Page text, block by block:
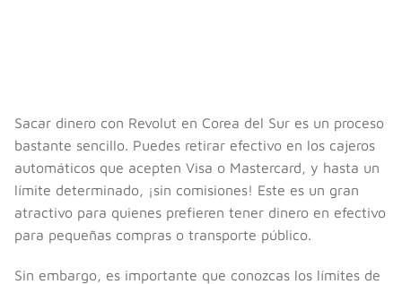
Sacar dinero con Revolut en Corea del Sur es un proceso
bastante sencillo. Puedes retirar efectivo en los cajeros
automáticos que acepten Visa o Mastercard, y hasta un
límite determinado, ¡sin comisiones! Este es un gran
atractivo para quienes prefieren tener dinero en efectivo
para pequeñas compras o transporte público.
Sin embargo, es importante que conozcas los límites de